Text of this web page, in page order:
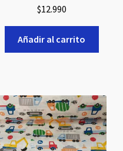
$12.990
Añadir al carrito